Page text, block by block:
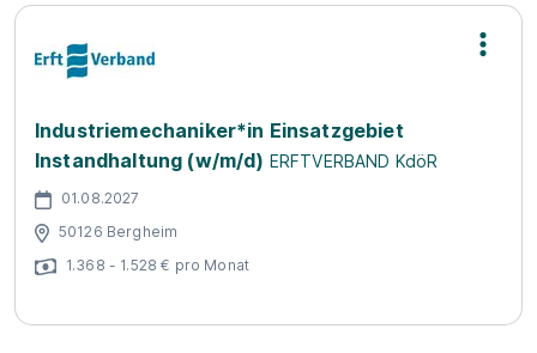
Industriemechaniker*in Einsatzgebiet
Instandhaltung (w/m/d) ERFTVERBAND KdöR
01.08.2027
50126 Bergheim
1.368 - 1.528 € pro Monat